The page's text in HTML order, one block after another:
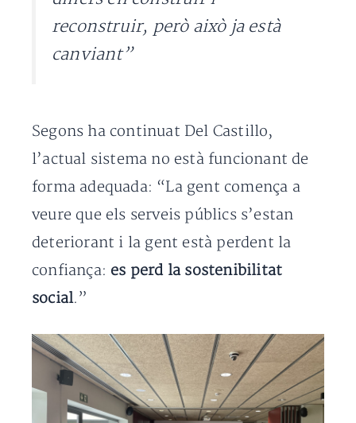
reconstruir, però això ja està
canviant”
Segons ha continuat Del Castillo,
l’actual sistema no està funcionant de
forma adequada: “La gent comença a
veure que els serveis públics s’estan
deteriorant i la gent està perdent la
confiança: es perd la sostenibilitat
social.”